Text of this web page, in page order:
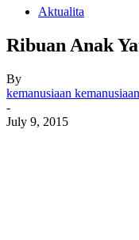
Aktualita
Ribuan Anak
By
kemanusiaan kemanusiaan
-
July 9, 2015